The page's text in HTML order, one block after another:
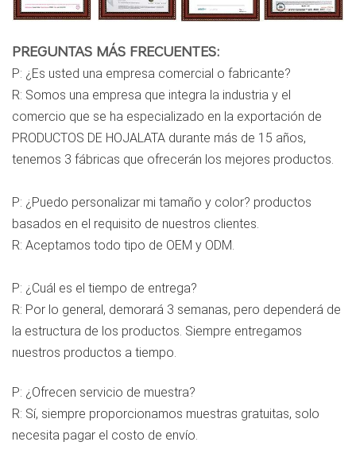
PREGUNTAS MÁS FRECUENTES:
P: ¿Es usted una empresa comercial o fabricante?
R: Somos una empresa que integra la industria y el
comercio que se ha especializado en la exportación de
PRODUCTOS DE HOJALATA durante más de 15 años,
tenemos 3 fábricas que ofrecerán los mejores productos.
P: ¿Puedo personalizar mi tamaño y color? productos
basados en el requisito de nuestros clientes.
R: Aceptamos todo tipo de OEM y ODM.
P: ¿Cuál es el tiempo de entrega?
R: Por lo general, demorará 3 semanas, pero dependerá de
la estructura de los productos. Siempre entregamos
nuestros productos a tiempo.
P: ¿Ofrecen servicio de muestra?
R: Sí, siempre proporcionamos muestras gratuitas, solo
necesita pagar el costo de envío.